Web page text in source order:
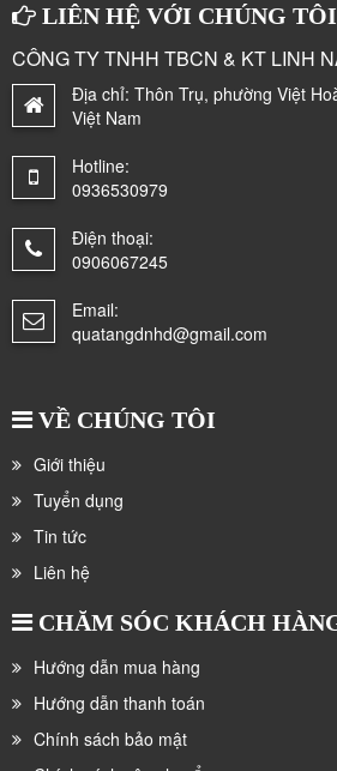
LIÊN HỆ VỚI CHÚNG TÔI
CÔNG TY TNHH TBCN & KT LINH
Địa chỉ: Thôn Trụ, phường Việt
Việt Nam
Hotline:
0936530979
Điện thoại:
0906067245
Email:
quatangdnhd@gmail.com
VỀ CHÚNG TÔI
Giới thiệu
Tuyển dụng
Tin tức
Liên hệ
CHĂM SÓC KHÁCH
Hướng dẫn mua hàng
Hướng dẫn thanh toán
Chính sách bảo mật